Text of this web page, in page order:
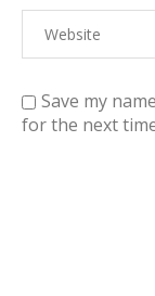
Save my
for the next